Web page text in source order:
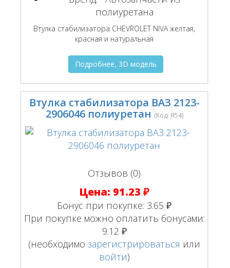
полиуретана
Втулка стабилизатора CHEVROLET NIVA желтая,
красная и натуральная
Подробнее, 3D модель
Втулка стабилизатора ВАЗ 2123-
2906046 полиуретан (Код: Я54)
Отзывов (0)
Цена: 91.23 ₽
Бонус при покупке: 3.65 ₽
При покупке можно оплатить бонусами:
9.12 ₽
(необходимозарегистрироваться или
войти)